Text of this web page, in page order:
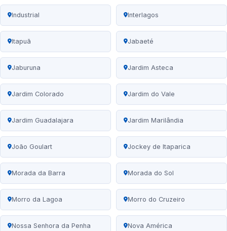
Industrial Interlagos
Itapuã Jabaeté
Jaburuna Jardim Asteca
Jardim Colorado Jardim do Vale
Jardim Guadalajara Jardim Marilândia
João Goulart Jockey de Itaparica
Morada da Barra Morada do Sol
Morro da Lagoa Morro do Cruzeiro
Nossa Senhora da Penha Nova América